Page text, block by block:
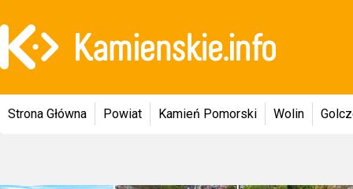
Strona Główna Powiat Kamień Pomorski Wolin